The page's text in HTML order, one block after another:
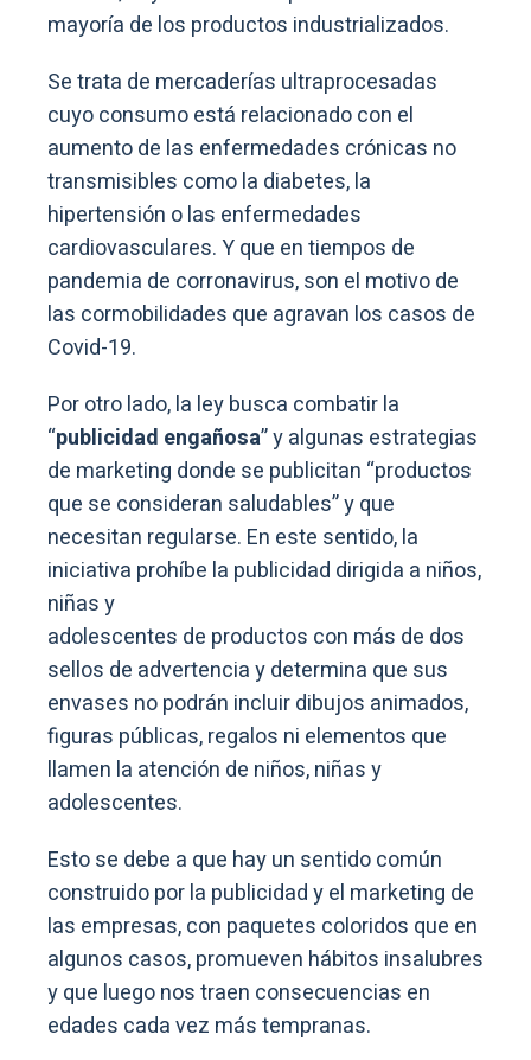
mayoría de los productos industrializados.
Se trata de mercaderías ultraprocesadas
cuyo consumo está relacionado con el
aumento de las enfermedades crónicas no
transmisibles como la diabetes, la
hipertensión o las enfermedades
cardiovasculares. Y que en tiempos de
pandemia de corronavirus, son el motivo de
las cormobilidades que agravan los casos de
Covid-19.
Por otro lado, la ley busca combatir la
“publicidad engañosa” y algunas estrategias
de marketing donde se publicitan “productos
que se consideran saludables” y que
necesitan regularse. En este sentido, la
iniciativa prohíbe la publicidad dirigida a niños,
niñas y
adolescentes de productos con más de dos
sellos de advertencia y determina que sus
envases no podrán incluir dibujos animados,
figuras públicas, regalos ni elementos que
llamen la atención de niños, niñas y
adolescentes.
Esto se debe a que hay un sentido común
construido por la publicidad y el marketing de
las empresas, con paquetes coloridos que en
algunos casos, promueven hábitos insalubres
y que luego nos traen consecuencias en
edades cada vez más tempranas.